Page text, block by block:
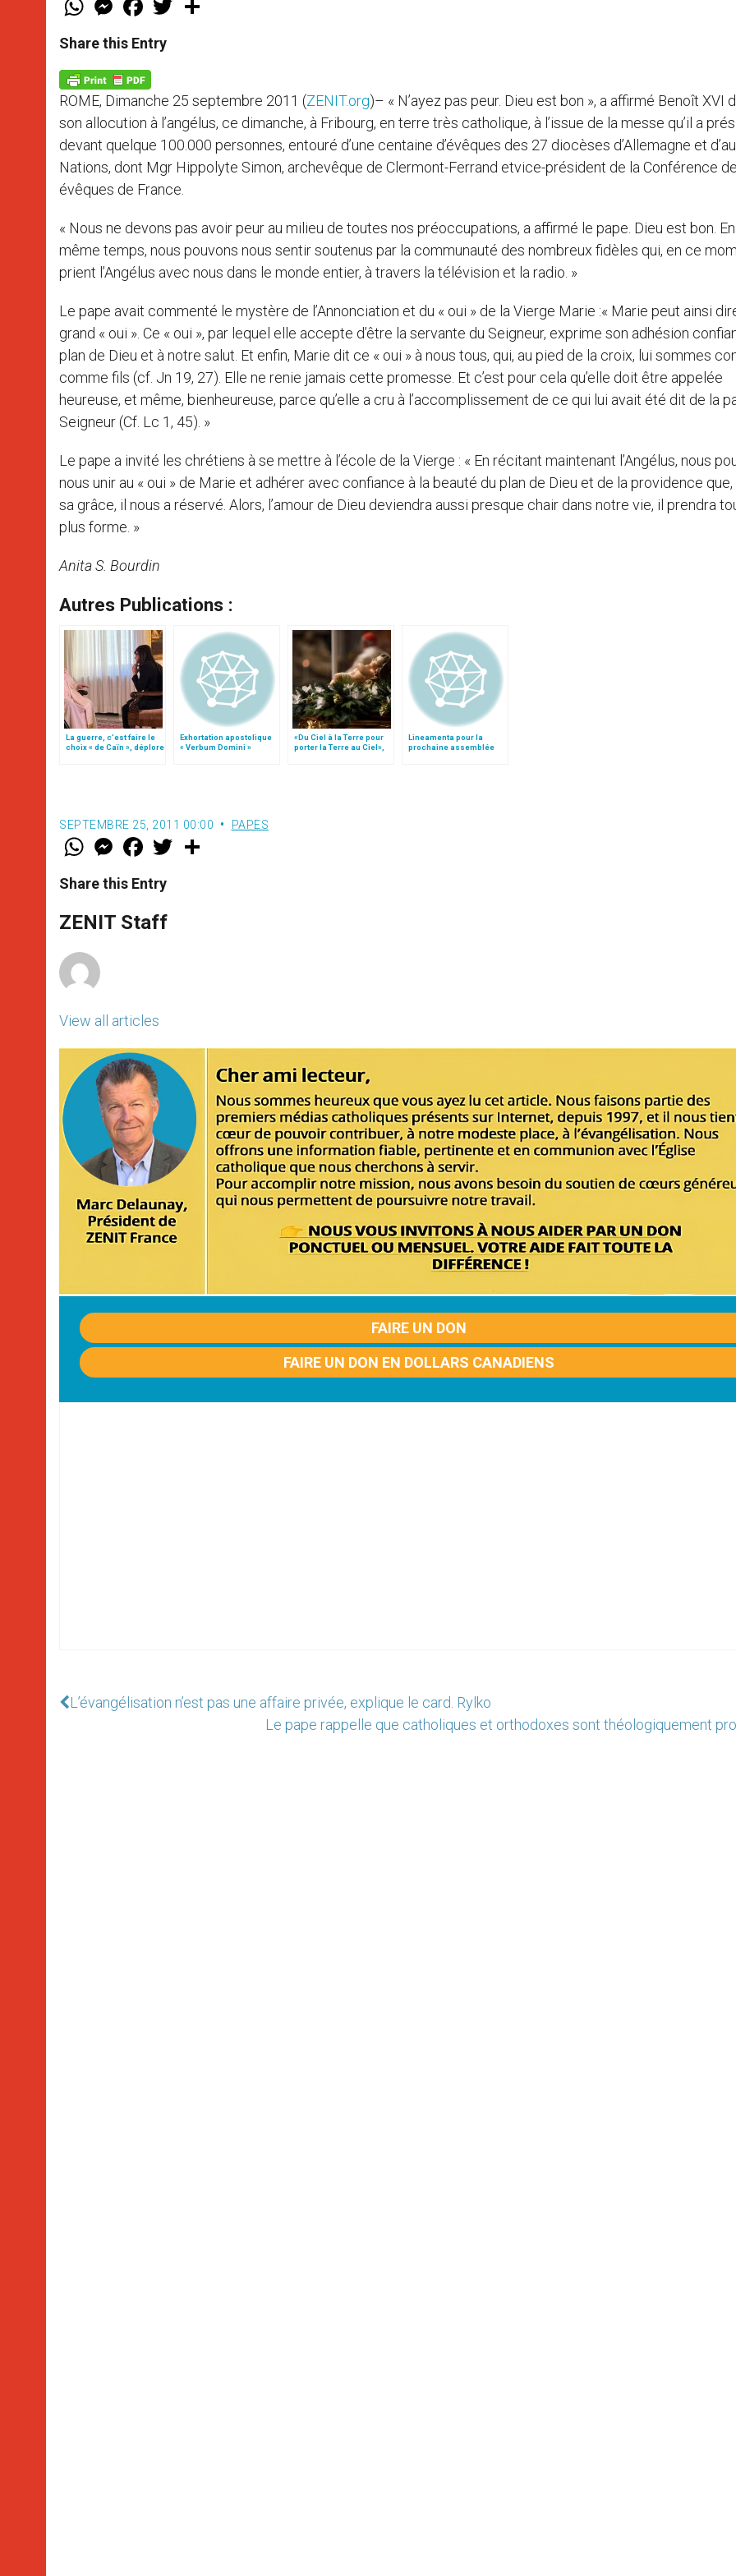
t
s
p
p
e
s
e
g
e
r
a
e
b
k
w
Share this Entry
ROME, Dimanche 25 septembre 2011 (ZENIT.org)– « N’ayez pas peur. Dieu est bon », a affirmé Benoît XVI
son allocution à l’angélus, ce dimanche, à Fribourg, en terre très catholique, à l’issue de la messe qu’il a
devant quelque 100.000 personnes, entouré d’une centaine d’évêques des 27 diocèses d’Allemagne et
Nations, dont Mgr Hippolyte Simon, archevêque de Clermont-Ferrand etvice-président de la Conférence
évêques de France.
« Nous ne devons pas avoir peur au milieu de toutes nos préoccupations, a affirmé le pape. Dieu est bon. En
même temps, nous pouvons nous sentir soutenus par la communauté des nombreux fidèles qui, en ce
prient l’Angélus avec nous dans le monde entier, à travers la télévision et la radio. »
Le pape avait commenté le mystère de l’Annonciation et du « oui » de la Vierge Marie :« Marie peut ainsi
grand « oui ». Ce « oui », par lequel elle accepte d’être la servante du Seigneur, exprime son adhésion
plan de Dieu et à notre salut. Et enfin, Marie dit ce « oui » à nous tous, qui, au pied de la croix, lui sommes
comme fils (cf. Jn 19, 27). Elle ne renie jamais cette promesse. Et c’est pour cela qu’elle doit être appelée
heureuse, et même, bienheureuse, parce qu’elle a cru à l’accomplissement de ce qui lui avait été dit de la
Seigneur (Cf. Lc 1, 45). »
Le pape a invité les chrétiens à se mettre à l’école de la Vierge : « En récitant maintenant l’Angélus, nous
nous unir au « oui » de Marie et adhérer avec confiance à la beauté du plan de Dieu et de la providence que,
sa grâce, il nous a réservé. Alors, l’amour de Dieu deviendra aussi presque chair dans notre vie, il prendra
plus forme. »
Anita S. Bourdin
Autres Publications :
La guerre, c’est faire le
choix « de Caïn », déplore
Exhortation apostolique
« Verbum Domini »
«Du Ciel à la Terre pour
porter la Terre au Ciel»,
Lineamenta pour la
prochaine assemblée
SEPTEMBRE 25, 2011 00:00 PAPES
W
t
s
p
p
M
e
s
e
g
e
F
a
e
b
o
k
w
Share this Entry
ZENIT Staff
View all articles
FAIRE UN DON
FAIRE UN DON EN DOLLARS CANADIENS
L’évangélisation n’est pas une affaire privée, explique le card. Rylko
Le pape rappelle que catholiques et orthodoxes sont théologiquement